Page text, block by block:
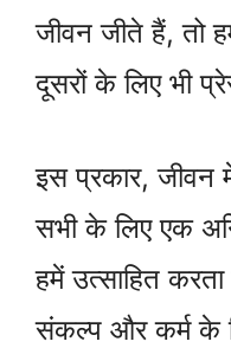
जीवन जीते हैं, तो
दूसरों के लिए भी
इस प्रकार, जीवन
सभी के लिए एक
हमें उत्साहित
संकल्प और कर्म के